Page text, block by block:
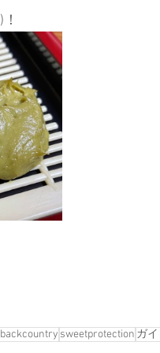
backcountry sweetprotection ガ